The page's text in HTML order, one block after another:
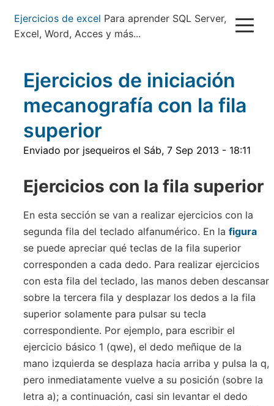
Pasar
contenido
Ejercicios de excel Para aprender SQL Server,
Excel, Word, Acces y más...
Ejercicios de iniciación
mecanografía con la fila
superior
Enviado por jsequeiros el Sáb, 7 Sep 2013 - 18:11
Ejercicios con la fila superior
En esta sección se van a realizar ejercicios con la
segunda fila del teclado alfanumérico. En la figura
se puede apreciar qué teclas de la fila superior
corresponden a cada dedo. Para realizar ejercicios
con esta fila del teclado, las manos deben descansar
sobre la tercera fila y desplazar los dedos a la fila
superior solamente para pulsar su tecla
correspondiente. Por ejemplo, para escribir el
ejercicio básico 1 (qwe), el dedo meñique de la
mano izquierda se desplaza hacia arriba y pulsa la q,
pero inmediatamente vuelve a su posición (sobre la
letra a); a continuación, casi sin levantar el dedo